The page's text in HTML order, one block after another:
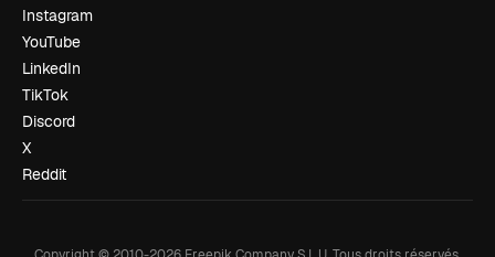
Instagram
YouTube
LinkedIn
TikTok
Discord
X
Reddit